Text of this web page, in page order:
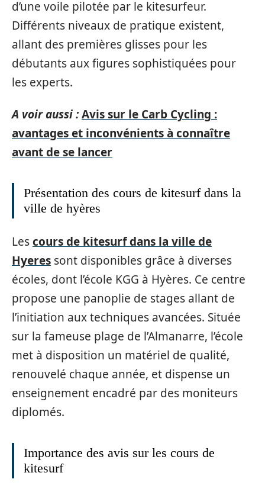
d’une voile pilotée par le kitesurfeur.
Différents niveaux de pratique existent,
allant des premières glisses pour les
débutants aux figures sophistiquées pour
les experts.
A voir aussi :Avis sur le Carb Cycling :
avantages et inconvénients à connaître
avant de se lancer
Présentation des cours de kitesurf dans la
ville de hyères
Lescours de kitesurf dans la ville de
Hyeres sont disponibles grâce à diverses
écoles, dont l’école KGG à Hyères. Ce centre
propose une panoplie de stages allant de
l’initiation aux techniques avancées. Située
sur la fameuse plage de l’Almanarre, l’école
met à disposition un matériel de qualité,
renouvelé chaque année, et dispense un
enseignement encadré par des moniteurs
diplomés.
Importance des avis sur les cours de
kitesurf